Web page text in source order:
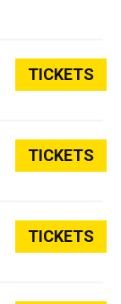
TICKETS
TICKETS
TICKETS